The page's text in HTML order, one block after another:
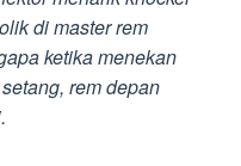
di master rem
ketika menekan
rem depan